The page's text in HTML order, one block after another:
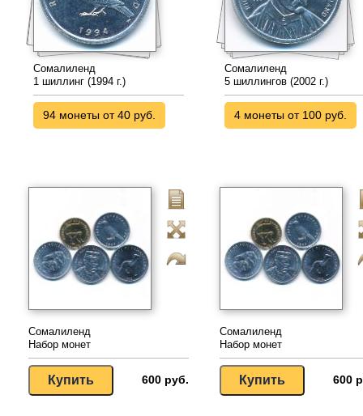
Сомалиленд
1 шиллинг (1994 г.)
94 монеты от 40 руб.
Сомалиленд
5 шиллингов (2002 г.)
4 монеты от 100 руб.
Сомалиленд
Набор монет
600 руб.
Сомалиленд
Набор монет
600